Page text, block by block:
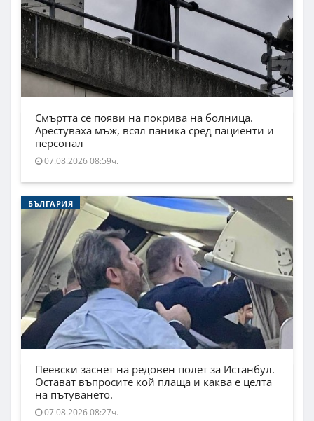
Смъртта се появи на покрива на болница.
Арестуваха мъж, всял паника сред пациенти и
персонал
07.08.2026 08:59ч.
БЪЛГАРИЯ
Пеевски заснет на редовен полет за Истанбул.
Остават въпросите кой плаща и каква е целта
на пътуването.
07.08.2026 08:27ч.